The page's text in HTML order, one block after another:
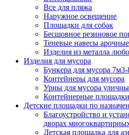
Все для пляжа
Наружное освещение
Площадки для собак
Бесшовное резиновое
Теневые навесы арочные
Изделия из металла
Изделия для мусора
Бункера для мусора
Контейнеры для мусора
Урны для мусора
Контейнерные площадки
Детские площадки по
Благоустройство и
дворах
Детская площадка для